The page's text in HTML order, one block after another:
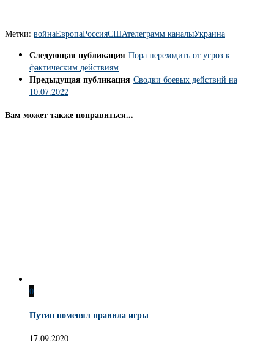
Метки: войнаЕвропаРоссияСШАтелеграмм каналыУкраина
Следующая публикация Пора переходить от угроз к
фактическим действиям
Предыдущая публикация Сводки боевых действий на
10.07.2022
Вам может также понравиться...
0
Путин поменял правила игры
17.09.2020